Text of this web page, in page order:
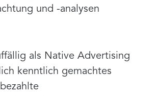
und -analysen
als Native Advertising
kenntlich gemachtes